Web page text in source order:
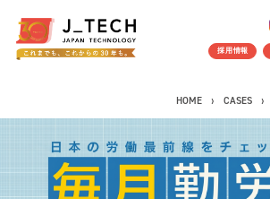
CONCEPT
採用情報
HOME CASES